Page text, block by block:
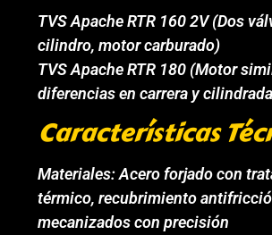
TVS Apache RTR 160 2V (Dos
cilindro, motor carburado)
TVS Apache RTR 180 (Motor
diferencias en carrera y
Características
Materiales: Acero forjado con
térmico, recubrimiento
mecanizados con precisión